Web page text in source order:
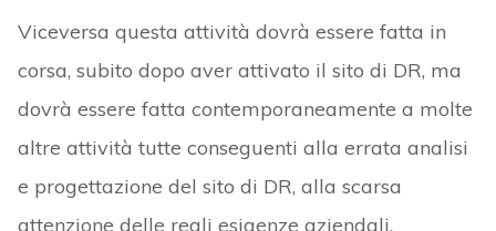
Viceversa questa attività dovrà essere fatta in
corsa, subito dopo aver attivato il sito di DR, ma
dovrà essere fatta contemporaneamente a molte
altre attività tutte conseguenti alla errata analisi
e progettazione del sito di DR, alla scarsa
attenzione delle reali esigenze aziendali,